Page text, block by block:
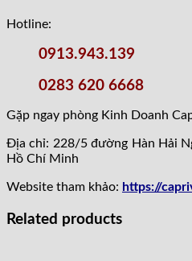
Hotline:
0913.943.139
0283 620 6668
Gặp ngay phòng Kinh Doanh
Địa chỉ: 228/5 đường Hàn Hải
Hồ Chí Minh
Website tham khảo: https://
Related products